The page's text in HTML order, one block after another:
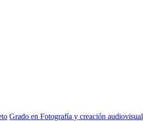
Grado en Fotografía y creación audiovisual